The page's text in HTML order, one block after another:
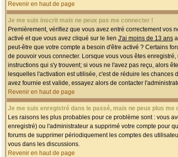
Revenir en haut de page
Je me suis inscrit mais ne peux pas me connecter !
Premièrement, vérifiez que vous avez entré correctement vos
activé et que vous avez cliqué sur le lien J'ai moins de 13 ans
peut-être que votre compte a besoin d'être activé ? Certains
de pouvoir vous connecter. Lorsque vous vous êtes
instructions qui s'y trouvent; si vous ne l'avez pas reçu, alors
lesquelles l'activation est utilisée, c'est de réduire les
avez fournie est valide, essayez alors de contacter
Revenir en haut de page
Je me suis enregistré dans le passé, mais ne peux plus me
Les raisons les plus probables pour ce problème sont : vous
enregistré) ou l'administrateur a supprimé votre compte pour
forums de supprimer périodiquement les comptes des
vous dans les discussions.
Revenir en haut de page